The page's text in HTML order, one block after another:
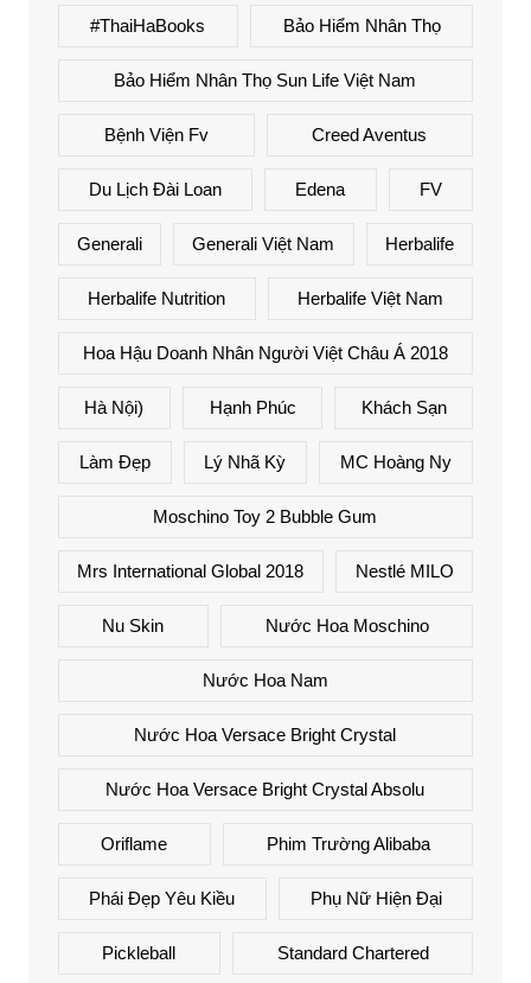
#ThaiHaBooks Bảo Hiểm Nhân Thọ
Bảo Hiểm Nhân Thọ Sun Life Việt Nam
Bệnh Viện Fv Creed Aventus
Du Lịch Đài Loan Edena FV
Generali Generali Việt Nam Herbalife
Herbalife Nutrition Herbalife Việt Nam
Hoa Hậu Doanh Nhân Người Việt Châu Á 2018
Hà Nội) Hạnh Phúc Khách Sạn
Làm Đẹp Lý Nhã Kỳ MC Hoàng Ny
Moschino Toy 2 Bubble Gum
Mrs International Global 2018 Nestlé MILO
Nu Skin Nước Hoa Moschino
Nước Hoa Nam
Nước Hoa Versace Bright Crystal
Nước Hoa Versace Bright Crystal Absolu
Oriflame Phim Trường Alibaba
Phái Đẹp Yêu Kiều Phụ Nữ Hiện Đại
Pickleball Standard Chartered